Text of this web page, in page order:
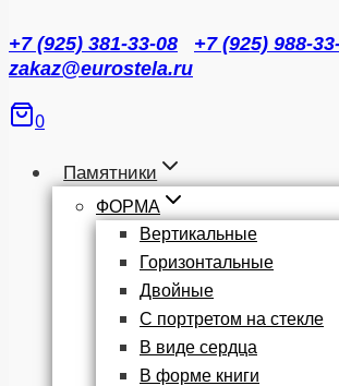
+7 (925) 381-33-08
+7 (925) 988-
zakaz@eurostela.ru
0
Памятники
ФОРМА
Вертикальные
Горизонтальные
Двойные
С портретом на стекле
В виде сердца
В форме книги